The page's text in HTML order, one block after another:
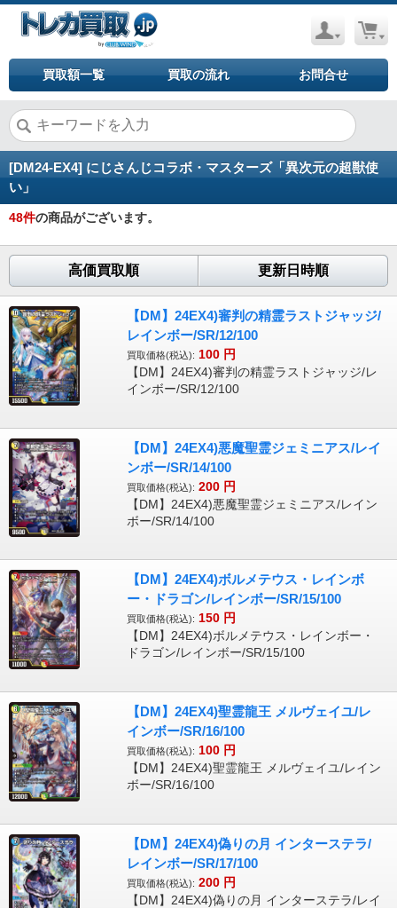
買取額一覧 買取の流れ お問合せ
[DM24-EX4] にじさんじコラボ・マスターズ「異次元の超獣使
い」
48件の商品がございます。
高価買取順 更新日時順
【DM】24EX4)審判の精霊ラストジャッジ/
レインボー/SR/12/100
買取価格(税込): 100 円
【DM】24EX4)審判の精霊ラストジャッジ/レ
インボー/SR/12/100
【DM】24EX4)悪魔聖霊ジェミニアス/レイ
ンボー/SR/14/100
買取価格(税込): 200 円
【DM】24EX4)悪魔聖霊ジェミニアス/レイン
ボー/SR/14/100
【DM】24EX4)ボルメテウス・レインボ
ー・ドラゴン/レインボー/SR/15/100
買取価格(税込): 150 円
【DM】24EX4)ボルメテウス・レインボー・
ドラゴン/レインボー/SR/15/100
【DM】24EX4)聖霊龍王 メルヴェイユ/レ
インボー/SR/16/100
買取価格(税込): 100 円
【DM】24EX4)聖霊龍王 メルヴェイユ/レイン
ボー/SR/16/100
【DM】24EX4)偽りの月 インターステラ/
レインボー/SR/17/100
買取価格(税込): 200 円
【DM】24EX4)偽りの月 インターステラ/レイ